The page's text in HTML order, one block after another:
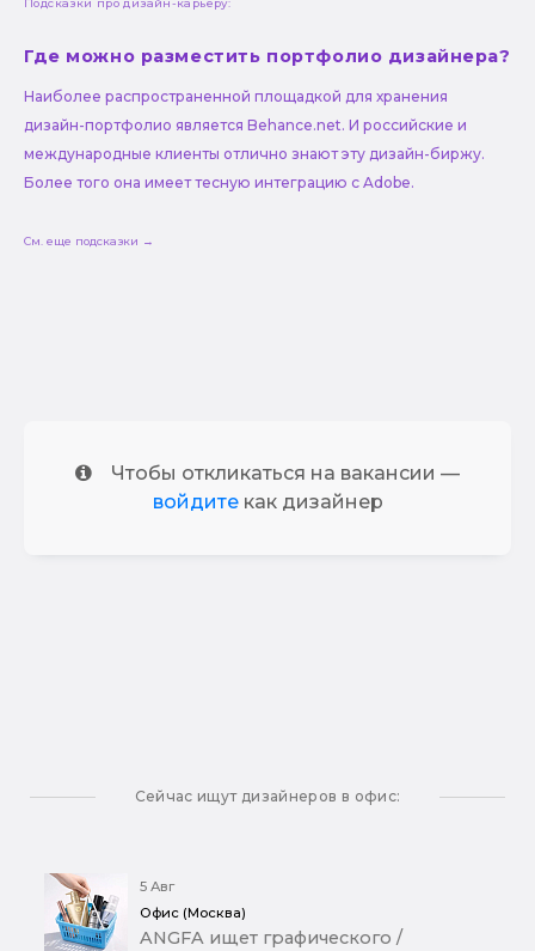
Подсказки про дизайн-карьеру:
Где можно разместить портфолио дизайнера?
Наиболее распространенной площадкой для хранения
дизайн-портфолио является Behance.net. И российские и
международные клиенты отлично знают эту дизайн-биржу.
Более того она имеет тесную интеграцию с Adobe.
См. еще подсказки →
Чтобы откликаться на вакансии —
войдитекак дизайнер
Сейчас ищут дизайнеров в офис:
5 Авг
Офис (Москва)
ANGFA ищет графического /